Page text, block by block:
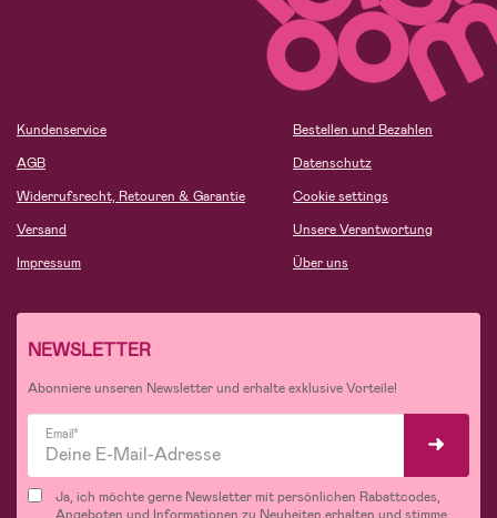
Kundenservice
AGB
Widerrufsrecht, Retouren & Garantie
Versand
Impressum
Bestellen und Bezahlen
Datenschutz
Cookie settings
Unsere Verantwortung
Über uns
NEWSLETTER
Abonniere unseren Newsletter und erhalte exklusive Vorteile!
Email*
Ja, ich möchte gerne Newsletter mit persönlichen Rabattcodes,